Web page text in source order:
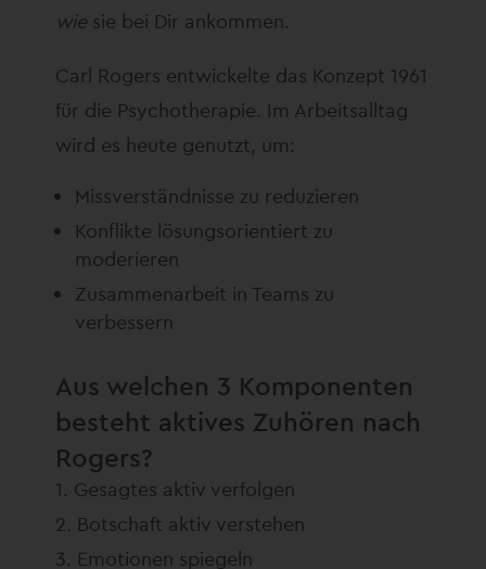
wiesie bei Dir ankommen.
Carl Rogers entwickelte das Konzept 1961
für die Psychotherapie. Im Arbeitsalltag
wird es heute genutzt, um:
Missverständnisse zu reduzieren
Konflikte lösungsorientiert zu
moderieren
Zusammenarbeit in Teams zu
verbessern
Aus welchen 3 Komponenten
besteht aktives Zuhören nach
Rogers?
Gesagtes aktiv verfolgen
Botschaft aktiv verstehen
Emotionen spiegeln